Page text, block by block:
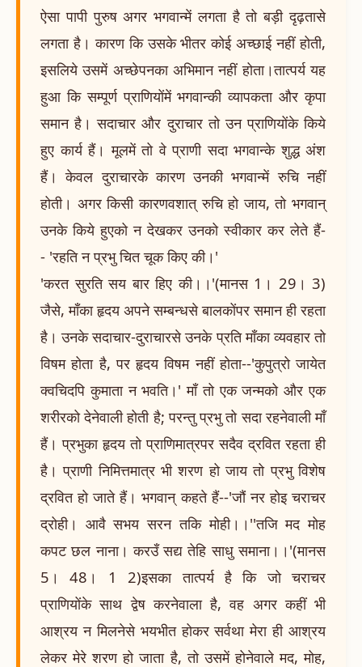
ऐसा पापी पुरुष अगर भगवान्में लगता है तो बड़ी दृढ़तासे
लगता है। कारण कि उसके भीतर कोई अच्छाई नहीं होती,
इसलिये उसमें अच्छेपनका अभिमान नहीं होता।तात्पर्य यह
हुआ कि सम्पूर्ण प्राणियोंमें भगवान्की व्यापकता और कृपा
समान है। सदाचार और दुराचार तो उन प्राणियोंके किये
हुए कार्य हैं। मूलमें तो वे प्राणी सदा भगवान्के शुद्ध अंश
हैं। केवल दुराचारके कारण उनकी भगवान्में रुचि नहीं
होती। अगर किसी कारणवशात् रुचि हो जाय, तो भगवान्
उनके किये हुएको न देखकर उनको स्वीकार कर लेते हैं-
- 'रहति न प्रभु चित चूक किए की।'
'करत सुरति सय बार हिए की।।'(मानस 1। 29। 3)
जैसे, माँका हृदय अपने सम्बन्धसे बालकोंपर समान ही रहता
है। उनके सदाचार-दुराचारसे उनके प्रति माँका व्यवहार तो
विषम होता है, पर हृदय विषम नहीं होता--'कुपुत्रो जायेत
क्वचिदपि कुमाता न भवति।' माँ तो एक जन्मको और एक
शरीरको देनेवाली होती है; परन्तु प्रभु तो सदा रहनेवाली माँ
हैं। प्रभुका हृदय तो प्राणिमात्रपर सदैव द्रवित रहता ही
है। प्राणी निमित्तमात्र भी शरण हो जाय तो प्रभु विशेष
द्रवित हो जाते हैं। भगवान् कहते हैं--'जौं नर होइ चराचर
द्रोही। आवै सभय सरन तकि मोही।।''तजि मद मोह
कपट छल नाना। करउँ सद्य तेहि साधु समाना।।'(मानस
5। 48। 1 2)इसका तात्पर्य है कि जो चराचर
प्राणियोंके साथ द्वेष करनेवाला है, वह अगर कहीं भी
आश्रय न मिलनेसे भयभीत होकर सर्वथा मेरा ही आश्रय
लेकर मेरे शरण हो जाता है, तो उसमें होनेवाले मद, मोह,